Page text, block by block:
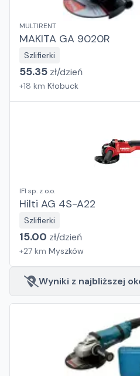
MULTIRENT
MAKITA GA 9020R
Szlifierki
55.35 zł/dzień
+18 km Kłobuck
IFI sp. z o.o.
Hilti AG 4S-A22
Szlifierki
15.00 zł/dzień
+27 km Myszków
Wyniki z najbliższej